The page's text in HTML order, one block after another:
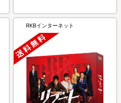
RKBインターネット